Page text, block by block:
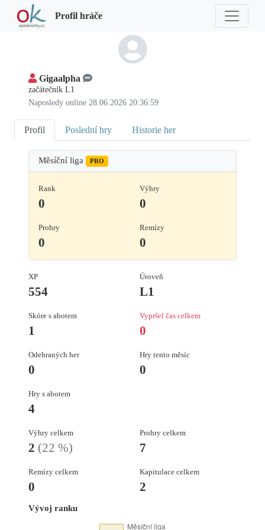
Profil hráče
Gigaalpha
začátečník L1
Naposledy online 28.06.2026 20:36:59
Profil Poslední hry Historie her
Měsíční liga PRO
Rank
0
Výhry
0
Prohry
0
Remízy
0
XP
554
Úroveň
L1
Skóre s abotem
1
Vypršel čas celkem
0
Odehraných her
0
Hry tento měsíc
0
Hry s abotem
4
Výhry celkem
2 (22 %)
Prohry celkem
7
Remízy celkem
0
Kapitulace celkem
2
Vývoj ranku